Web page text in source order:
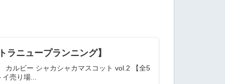
ニュープランニング】
ルビー シャカシャカマスコット vol.2 【全5
売り場...